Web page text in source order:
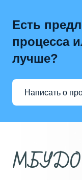
Есть
процесса
лучше?
Написать о
МБУДО